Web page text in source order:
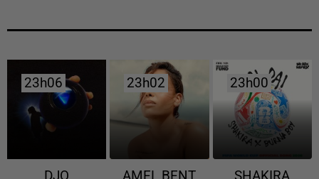
23h06
23h06 23h02
23h02 23h00
23h00